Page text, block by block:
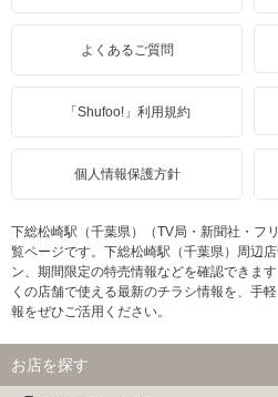
よくあるご質問
「Shufoo!」利用規約
個人情報保護方針
下総松崎駅（千葉県）（TV局・新聞社・フ
覧ページです。下総松崎駅（千葉県）周辺
ン、期間限定の特売情報などを確認できま
くの店舗で使える最新のチラシ情報を、手
報をぜひご活用ください。
お店を探す